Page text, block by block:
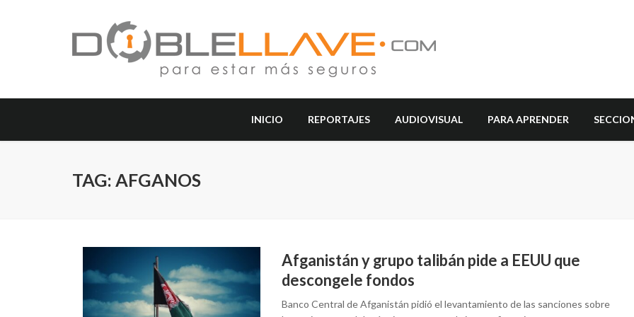
INICIO REPORTAJES AUDIOVISUAL PARA APRENDER
TAG: AFGANOS
Afganistán y grupo talibán pide a EEUU que
descongele fondos
Banco Central de Afganistán pidió el levantamiento de las sanciones sobre